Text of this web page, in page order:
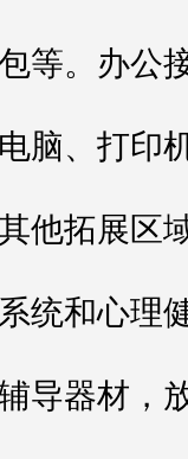
等。办公
脑、打印
他拓展区
统和心理
导器材，